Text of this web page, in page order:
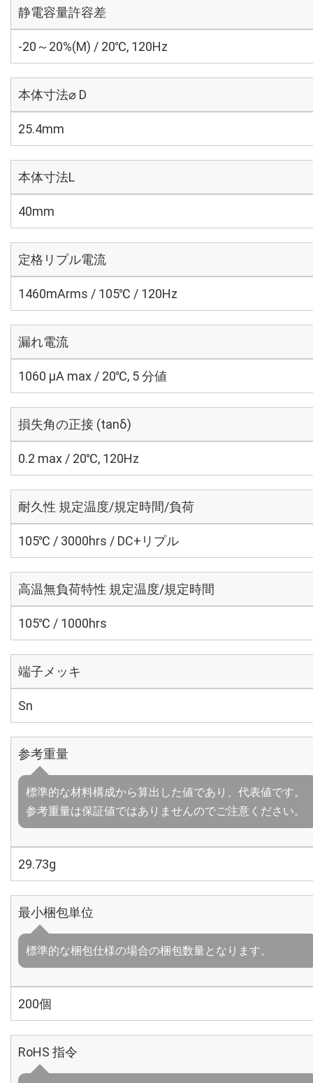
静電容量許容差
-20～20%(M) / 20℃, 120Hz
本体寸法⌀ D
25.4mm
本体寸法L
40mm
定格リプル電流
1460mArms / 105℃ / 120Hz
漏れ電流
1060 μA max / 20℃, 5 分値
損失角の正接 (tanδ)
0.2 max / 20℃, 120Hz
耐久性 規定温度/規定時間/負荷
105℃ / 3000hrs / DC+リプル
高温無負荷特性 規定温度/規定時間
105℃ / 1000hrs
端子メッキ
Sn
参考重量
標準的な材料構成から算出した値であり、代表値です。
参考重量は保証値ではありませんのでご注意ください。
29.73g
最小梱包単位
標準的な梱包仕様の場合の梱包数量となります。
200個
RoHS 指令